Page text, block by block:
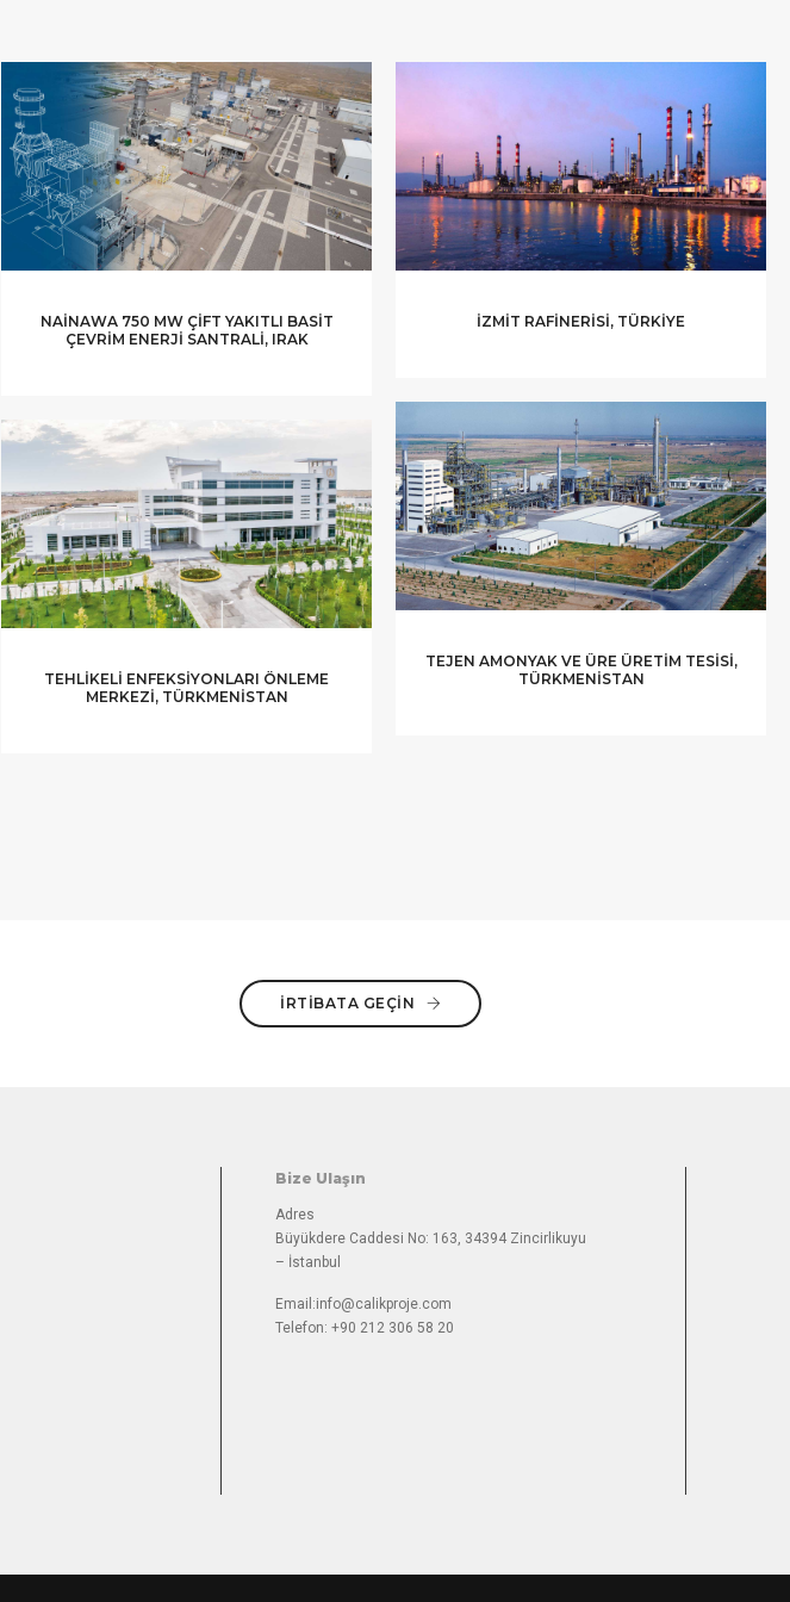
NAINAWA 750 MW ÇIFT YAKITLI BASIT
ÇEVRIM ENERJI SANTRALI, IRAK
İZMIT RAFINERISI, TÜRKIYE
TEJEN AMONYAK VE ÜRE ÜRETIM TESISI,
TÜRKMENISTAN
TEHLIKELI ENFEKSIYONLARI ÖNLEME
MERKEZI, TÜRKMENISTAN
İRTIBATA GEÇIN
Bize Ulaşın
Adres
Büyükdere Caddesi No: 163, 34394 Zincirlikuyu
– İstanbul
Email:info@calikproje.com
Telefon: +90 212 306 58 20